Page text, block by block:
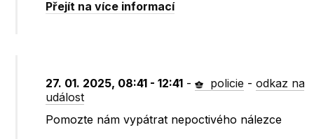
Přejít na více informací
27. 01. 2025, 08:41 - 12:41 - policie -odkaz na
událost
Pomozte nám vypátrat nepoctivého nálezce